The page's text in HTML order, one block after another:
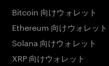
Bitcoin 向けウォレット
Ethereum 向けウォレット
Solana 向けウォレット
XRP 向けウォレット